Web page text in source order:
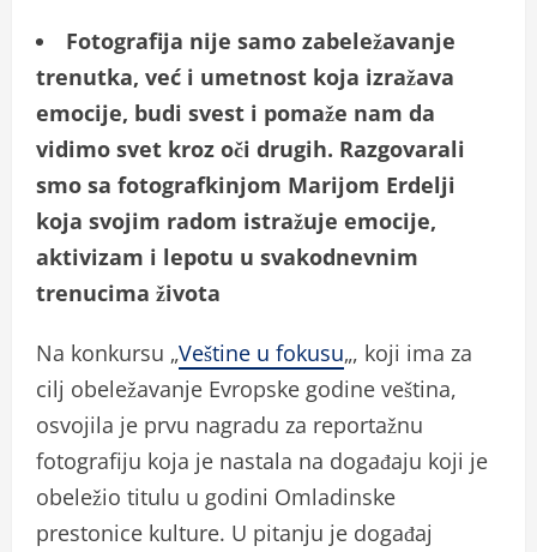
Fotografija nije samo zabeležavanje
trenutka, već i umetnost koja izražava
emocije, budi svest i pomaže nam da
vidimo svet kroz oči drugih. Razgovarali
smo sa fotografkinjom Marijom Erdelji
koja svojim radom istražuje emocije,
aktivizam i lepotu u svakodnevnim
trenucima života
Na konkursu „Veštine u fokusu„, koji ima za
cilj obeležavanje Evropske godine veština,
osvojila je prvu nagradu za reportažnu
fotografiju koja je nastala na događaju koji je
obeležio titulu u godini Omladinske
prestonice kulture. U pitanju je događaj